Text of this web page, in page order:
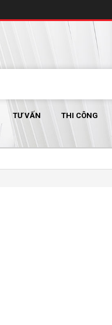
TƯ VẤN THI CÔNG